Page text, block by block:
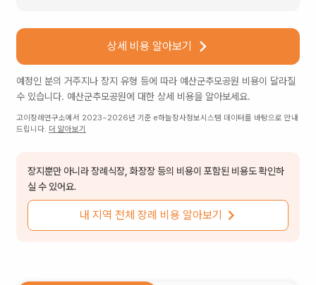
상세 비용 알아보기
예정인 분의 거주지나 장지 유형 등에 따라 예산군추모공원 비용이 달라질
수 있습니다. 예산군추모공원에 대한 상세 비용을 알아보세요.
고이장례연구소에서 2023~2026년 기준 e하늘장사정보시스템 데이터를 바탕으로 안내
드립니다. 더 알아보기
장지뿐만 아니라 장례식장, 화장장 등의 비용이 포함된 비용도 확인하
실 수 있어요.
내 지역 전체 장례 비용 알아보기